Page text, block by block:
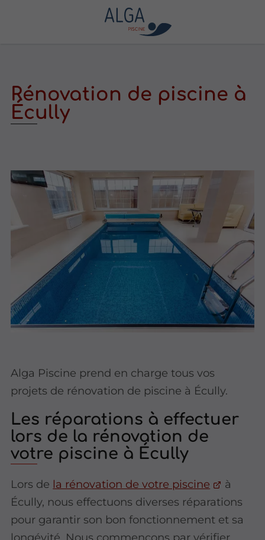
Rénovation de piscine à
Écully
Alga Piscine prend en charge tous vos
projets de rénovation de piscine à Écully.
Les réparations à effectuer
lors de la rénovation de
votre piscine à Écully
Lors de la rénovation de votre piscine
à
Écully, nous effectuons diverses réparations
pour garantir son bon fonctionnement et sa